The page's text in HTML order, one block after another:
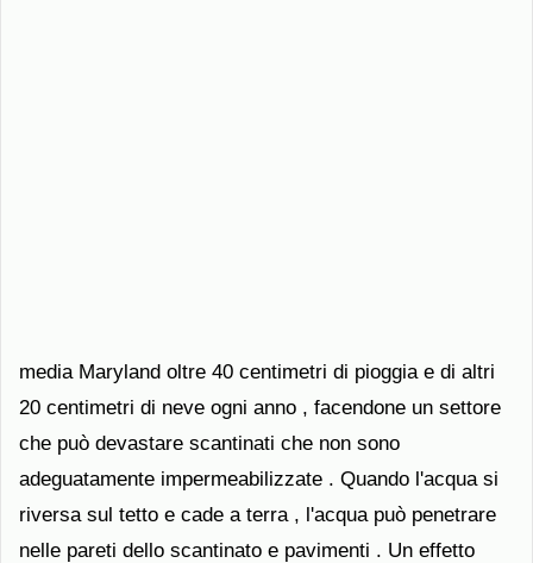
media Maryland oltre 40 centimetri di pioggia e di altri
20 centimetri di neve ogni anno , facendone un settore
che può devastare scantinati che non sono
adeguatamente impermeabilizzate . Quando l'acqua si
riversa sul tetto e cade a terra , l'acqua può penetrare
nelle pareti dello scantinato e pavimenti . Un effetto